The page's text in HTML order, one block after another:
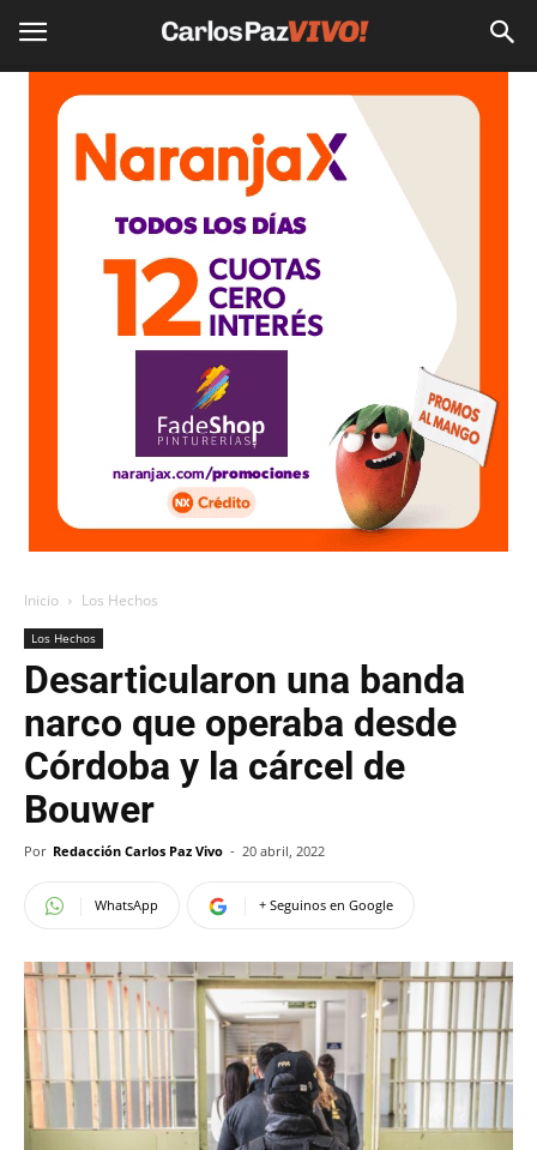
Inicio Los Hechos
Los Hechos
Desarticularon una banda
narco que operaba desde
Córdoba y la cárcel de
Bouwer
Por Redacción Carlos Paz Vivo - 20 abril, 2022
WhatsApp + Seguinos en Google